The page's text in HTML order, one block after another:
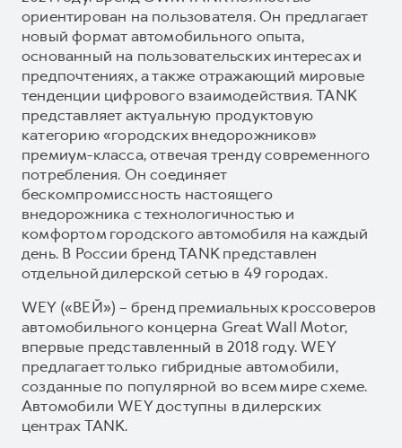
ориентирован на пользователя. Он предлагает
новый формат автомобильного опыта,
основанный на пользовательских интересах и
предпочтениях, а также отражающий мировые
тенденции цифрового взаимодействия. TANK
представляет актуальную продуктовую
категорию «городских внедорожников»
премиум-класса, отвечая тренду современного
потребления. Он соединяет
бескомпромиссность настоящего
внедорожника с технологичностью и
комфортом городского автомобиля на каждый
день. В России бренд TANK представлен
отдельной дилерской сетью в 49 городах.
WEY («ВЕЙ») – бренд премиальных кроссоверов
автомобильного концерна Great Wall Motor,
впервые представленный в 2018 году. WEY
предлагает только гибридные автомобили,
созданные по популярной во всем мире схеме.
Автомобили WEY доступны в дилерских
центрах TANK.